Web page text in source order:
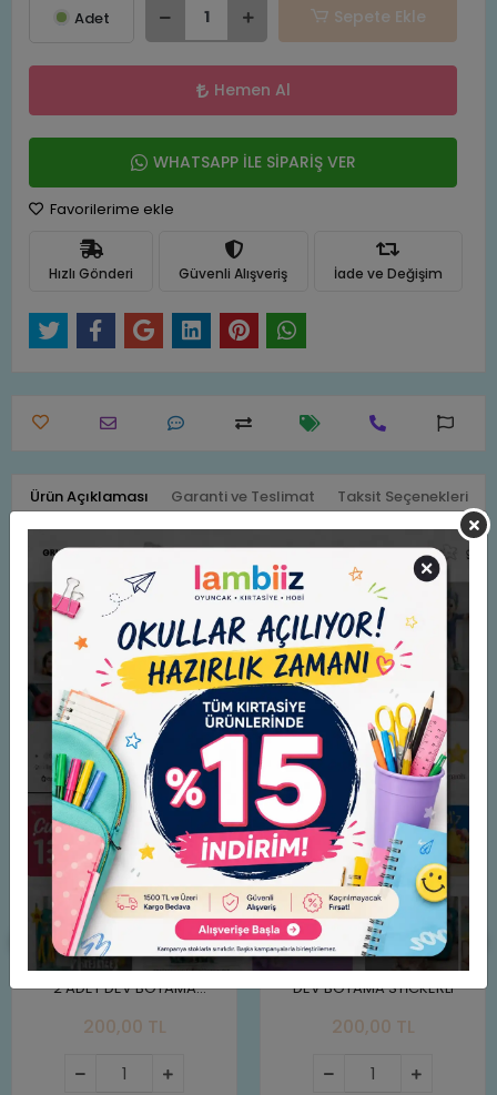
Adet Sepete Ekle
Hemen Al
WHATSAPP İLE SİPARİŞ VER
Favorilerime ekle
Hızlı Gönderi Güvenli Alışveriş İade ve Değişim
Ürün Açıklaması Garanti ve Teslimat Taksit Seçenekleri
Benzer Ürünler
İŞ MAKİNELERİ DÜNYASI XXXL
2 ADET DEV BOYAMA
200,00 TL
DİNO DÜNYASI XXXL 2 ADET
DEV BOYAMA STİCKERLI
200,00 TL